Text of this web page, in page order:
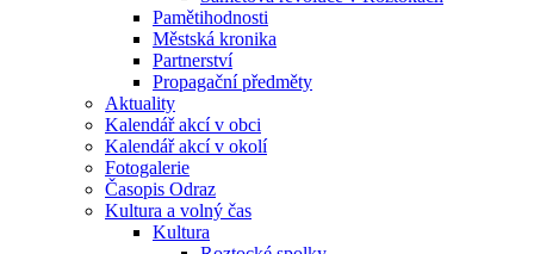
Pamětihodnosti
Městská kronika
Partnerství
Propagační předměty
Aktuality
Kalendář akcí v obci
Kalendář akcí v okolí
Fotogalerie
Časopis Odraz
Kultura a volný čas
Kultura